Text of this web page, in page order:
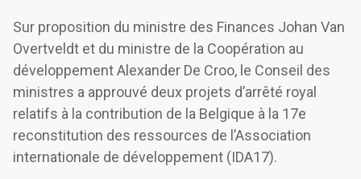
Sur proposition du ministre des Finances Johan Van
Overtveldt et du ministre de la Coopération au
développement Alexander De Croo, le Conseil des
ministres a approuvé deux projets d’arrêté royal
relatifs à la contribution de la Belgique à la 17e
reconstitution des ressources de l’Association
internationale de développement (IDA17).